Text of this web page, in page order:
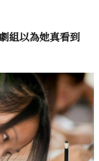
組以為她真看到